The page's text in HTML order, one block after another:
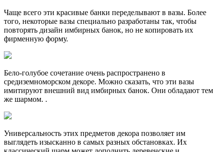
Чаще всего эти красивые банки переделывают в вазы. Более
того, некоторые вазы специально разработаны так, чтобы
повторять дизайн имбирных банок, но не копировать их
фирменную форму.
Бело-голубое сочетание очень распространено в
средиземноморском декоре. Можно сказать, что эти вазы
имитируют внешний вид имбирных банок. Они обладают тем
же шармом. .
Универсальность этих предметов декора позволяет им
выглядеть изысканно в самых разных обстановках. Их